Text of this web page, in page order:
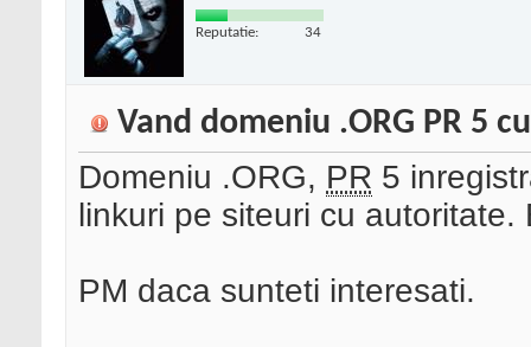
Reputatie: 34
Vand domeniu .ORG PR 5
Domeniu .ORG, PR 5
linkuri pe siteuri cu
PM daca sunteti interesati.